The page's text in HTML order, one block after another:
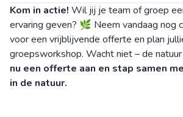
Kom in actie! Wil jij je team of groep
ervaring geven? 🌿 Neem vandaag nog
voor een vrijblijvende offerte en plan
groepsworkshop. Wacht niet – de
nu een offerte aan en stap samen
in de natuur.